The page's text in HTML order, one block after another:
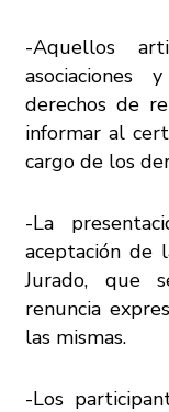
-Aquellos
derechos de
informar al
cargo de los
-La
aceptación de
Jurado, que
renuncia
las mismas.
-Los